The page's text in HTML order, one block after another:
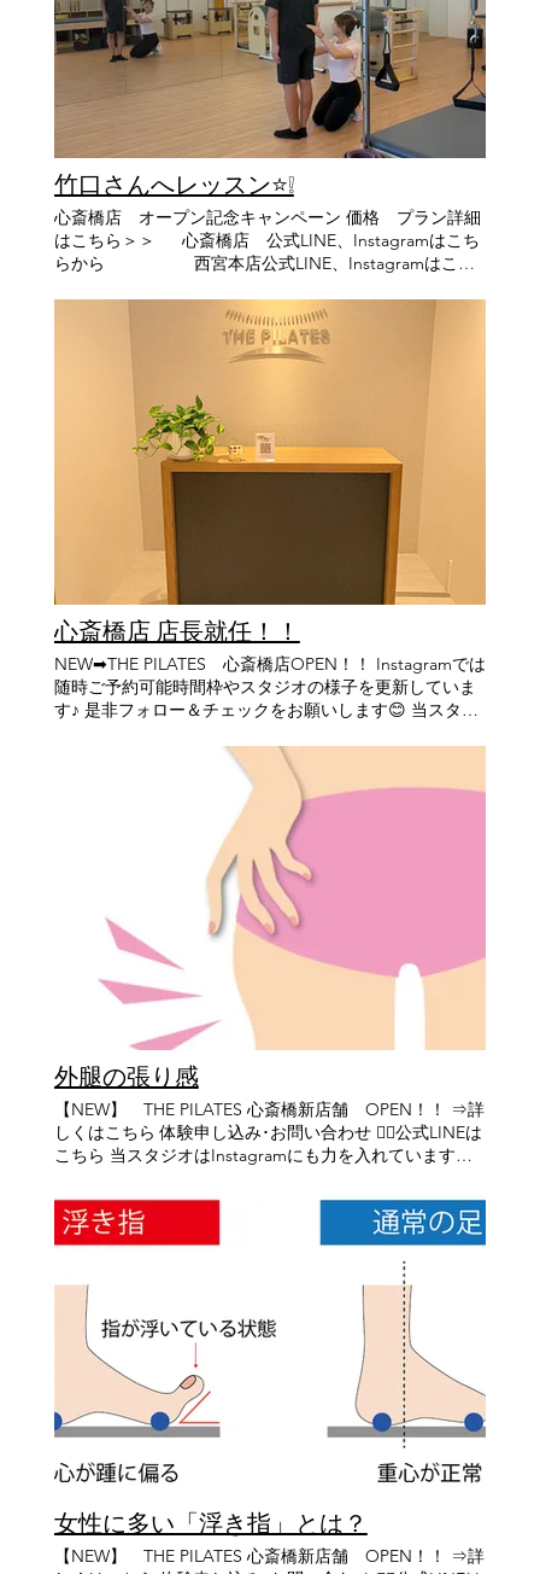
した。 そしてーー ピラティスを受けたその瞬間、その効
果に驚きを隠せませんでした。 姿勢はもちろん変わり、
身体がふわっと軽くなり、宙に浮くような不思議な感覚
でした。 普段使えていない筋肉と無意識の癖、そして私
の不調。 今までの自身のコンプレックス、悩み・不調の
原因が、すべて繋がったように感じました。 その瞬間、
「あ、ピラティスしかない」と感じました。 私自身もコ
ンプレックスがあるので、ピラティスを通して自分の身
体と向き合いつつ、 来てくださるお客様一人ひとりに寄
り添いながら、このピラティスの奥深さを、最高のレッ
スンをお届けできるよう努めていきます。🧘‍♀️✨ 一緒に頑
張りましょう👊🏻 これからよろしくお願いいたします。
ピラティスしてみようかな、、とお迷いのそこのあな
た！！ 一度きりのこの人生。 その人生をもっと自由に
⭐⭐⭐ もっと自分らしく楽しむためにTHE PILATESでピラ
ティスを始めてみませんか？ あなたの「変わりたい」
を、ぜひ私に応援させてください！👐 ＝＝＝＝＝＝＝＝
＝＝＝＝＝＝＝＝＝＝＝＝＝＝＝＝＝＝＝＝＝＝＝＝＝
✨体験レッスン受付中✨ 👇 こちらから体験レッスンのお
申し込みをお願いします 👇 https://lin.ee/jbiNfKM
【HP】 https://www.the-pilates.com/ 【THE PILATES 本
店】 【住所】 兵庫県 西宮市 北口町10-17 Grandi西宮北
口2F 阪急 西宮 北口駅 北改札から徒歩3分 【電話番
号】 0798－98－2200 【各主要駅からのアクセス】 阪急
大阪 梅田駅から阪急西宮北口駅まで特急12分 阪急 神戸
三宮駅から阪急西宮北口駅まで特急14分 宝塚 駅から阪急
西宮北口駅まで14分 【THE PILATES 心斎橋店】 【住
所】 大阪市 中央区 南船場 4丁目10-26 小倉屋山本 本店ビ
ル3F ･心斎橋 駅 から徒歩 3分 ･クリスタ長堀 北11階段 出
て 徒歩2分 ･四ツ橋 駅 から徒歩4分 ･本町 駅 14番出口 か
ら徒歩5分 【営業時間】 定休日なし 平日：9時〜21時
竹口さんへレッスン⭐️❕
心斎橋店 オープン記念キャンペーン 価格 プラン詳細
はこちら＞＞ 心斎橋店 公式LINE、Instagramはこち
らから 西宮本店公式LINE、Instagramはこち
オープンしてから1ヶ月が経ちました✨ 最初は新しい環
境に慣れない日々fでしたが、少しずつ慣れてきて 有難い
ことにご新規様のお問い合わせもあり、本当に嬉しく思
では本題へ・・・ 先日、竹口さんに約1時間レッスンさ
せていただきました！ まさか私がレッスンをさせてもら
う日がくるなんて想像もしていなかったので、 緊張する
し初っ端からパニックで、動いていない私が謎に汗かい
てました（笑） レッスン後フィードバックまでしていた
だき、キューイングの出す言葉のチョイスやお客様への
触り方、触れるタイミング、レッスンのスピード感など
普段自分では気付けない部分の気付きがあり、アドバイ
スをしていただきました。 すごく新鮮で貴重な時間でし
た！⭐️ ’’ただやってるだけ’’、’’指導してるだけ’’にならな
いように日々学び続けます！ そして沢山のお客様へ還
元、全てのお客様のお身体のサポートさせていただきま
す！！✊ ＝＝＝＝＝＝＝＝＝＝＝＝＝＝＝＝＝＝＝＝＝
＝＝＝＝＝＝＝＝＝＝＝＝ ✨体験レッスン受付中✨ こち
らから体験レッスンのお申し込みをお願いします！ 予約
サイトから直接ご予約も可能です✨ 予約サイトはこちら
【HP】 ホームページはこちら 【THE PILATES 心斎橋
店】 【住所】 大阪市中央区南船場4-10-26 心斎橋店 御堂
筋線心斎橋駅より徒歩5分 ※電話番号決まり次第記載さ
せていただきます。 【THE PILATES 本店】 【住所】 兵
庫県 西宮市 北口町10-17 Grandi西宮北口2F 阪急 西宮
北口駅 北改札から徒歩3分 【電話番号】 0798－98－
ッスンは20時〜） 土日：9時～20時 (最終レッスンは19
心斎橋店 店長就任！！
NEW➡THE PILATES 心斎橋店OPEN！！ Instagramでは
随時ご予約可能時間枠やスタジオの様子を更新していま
す♪ 是非フォロー＆チェックをお願いします😊 当スタジ
ントはこちら 体験申し込み･お問い合わせ⇒ 公式LINEは
ましたが、みなさんお変わりないでしょうか？ この度、
７月に新しくオープンしたTHE PILATES心斎橋店の店長
に就任いたしました🌿 社会のことも、ピラティスのこと
も何も分からず始まったこの道。 たくさんの方とのご縁
に恵まれ、支えられ、少しずつ成長することができまし
た。 「1人でも多くの方にピラティスを届けたい。」 そ
の想いだけを胸に走り続け、ありがたいことに毎月の予
約枠が埋まるまで、多くの方にレッスンを任せていただ
けるようになりました。 数あるスタジオの中からTHE
PILATESを選び、大切な身体、そしてこれからの人生を
僕に託してくださった皆さまには本当に感謝しています
😊 僕が目指しているのは、身体を変えることだけでは
ありません。 『 ピラティスを通して、身体だけでなくそ
の人のこれからの人生まで前向きにできる存在でありた
い 』 この想いは、４年前から変わらず持ち続けていま
す。 腰が痛くて日常生活もままならなかった僕に、大好
きな野球やゴルフを思いっきり楽しむ毎日を与えてくれ
ってほしい” ”痛みや悩みから解放された自由な人生を知
ってほしい” そんな想いで日々のレッスンに打ち込んで
いました。 自分にしかできない事は何か、お客様に寄り
添うためには何を学ぶべきか。 今まで培ってきた経験
と、これから出会う沢山の新しい出会いの中からそれら
を見出し、これまで以上に大きな存在となれるよう力を
つけていきます💪 これからも感謝の気持ちを忘れず、皆
さまに信頼していただける店舗づくりと、１人１人のお
客様のより良い将来のために寄り添えるトレーナーを目
指して成長し続けます。 まだまだ発展途上ですので、今
後も温かく見守ってくださると嬉しいです👐 THE
PILATES心斎橋店をどうぞよろしくお願いいたします🌿 –
Inspiring Every Life. Empowering Every Move. – THE
PILATES では“正しく動く”事にこだわり続け、“真のピラ
ティス”をより多くのお客様にお届けすることをモットー
に1人1人の身体に真剣に向き合い、痛み、悩みの解消に
外腿の張り感
【NEW】 THE PILATES 心斎橋新店舗 OPEN！！ ⇒詳
しくはこちら 体験申し込み･お問い合わせ 👉🏻公式LINEは
こちら 当スタジオはInstagramにも力を入れています！
Instagramはこちら お客様のbefore／afterも載せてま
す！ まだの方はぜひチェックしてみてください👀 こんに
ちは、土肥です🌞 お体のお悩みに多い「外腿の張り」。
太ももの外側が硬く盛り上がって見えたり、張っている
ように感じる状態を指すことが多く、いくつか原因が考
えられます。 【張り感の主な原因】 ・外腿の筋肉の使い
過ぎ →太ももの外側にある筋肉（大腿筋膜張筋や外側広
筋）が発達したり緊張している。 ・お尻の筋肉が上手く
使えていない →本来お尻が担う動きを外腿が代償してい
ることがある。 ・股関節や足首の硬さ →可動域が狭いこ
とで外側に負担が集中する。 ・骨盤や姿勢の影響 →反り
腰やX脚、Ｏ脚傾向でも外腿が張りやすくなる。 外腿の
張り感が気になる方はぜひ一度、THE PILATESでピラテ
キャンペーンも行っております！ この機会にぜひお問い
合わせお待ちしております 何年先も、何十年先も自分の
足で歩ける身体作りを！ ピラティスでカラダの内側から
女性に多い「浮き指」とは？
【NEW】 THE PILATES 心斎橋新店舗 OPEN！！ ⇒詳